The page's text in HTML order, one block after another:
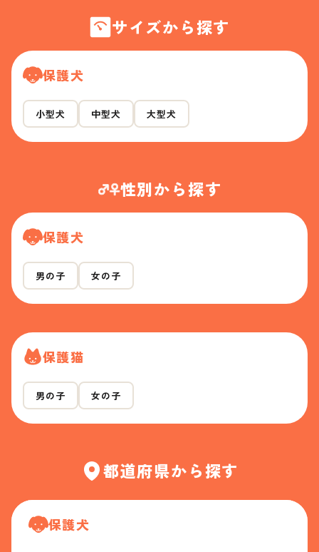
サイズから探す
保護犬
小型犬 中型犬 大型犬
性別から探す
保護犬
男の子 女の子
保護猫
男の子 女の子
都道府県から探す
保護犬